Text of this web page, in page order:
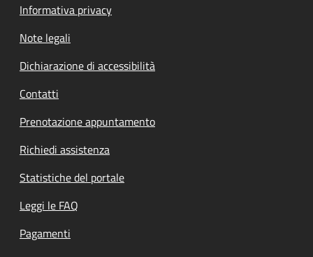
Informativa privacy
Note legali
Dichiarazione di accessibilità
Contatti
Prenotazione appuntamento
Richiedi assistenza
Statistiche del portale
Leggi le FAQ
Pagamenti